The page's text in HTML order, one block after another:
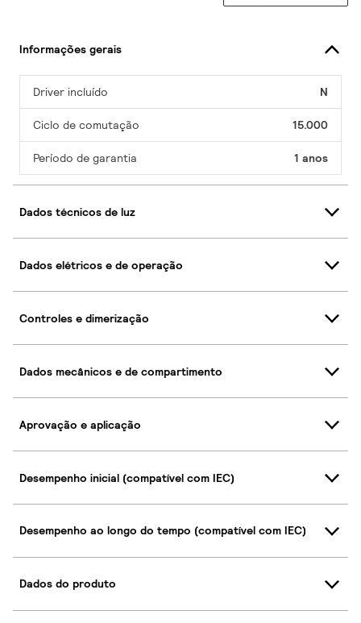
Informações gerais
Driver incluído N
Ciclo de comutação 15.000
Período de garantia 1 anos
Dados técnicos de luz
Dados elétricos e de operação
Controles e dimerização
Dados mecânicos e de compartimento
Aprovação e aplicação
Desempenho inicial (compatível com IEC)
Desempenho ao longo do tempo (compatível com IEC)
Dados do produto